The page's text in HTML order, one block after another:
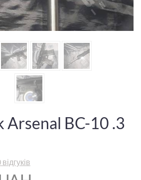
Arsenal BC-10 .3
відгуків